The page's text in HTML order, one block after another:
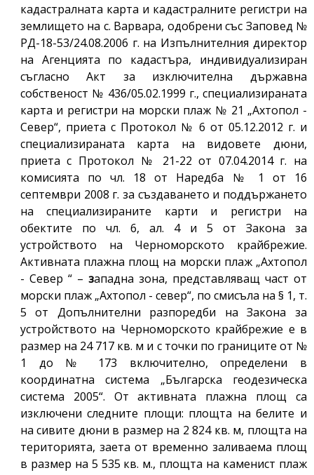
кадастралната карта и кадастралните регистри на
землището на с. Варвара, одобрени със Заповед №
РД-18-53/24.08.2006 г. на Изпълнителния директор
на Агенцията по кадастъра, индивидуализиран
съгласно Акт за изключителна държавна
собственост № 436/05.02.1999 г., специализираната
карта и регистри на морски плаж № 21 „Ахтопол -
Север“, приета с Протокол № 6 от 05.12.2012 г. и
специализираната карта на видовете дюни,
приета с Протокол № 21-22 от 07.04.2014 г. на
комисията по чл. 18 от Наредба № 1 от 16
септември 2008 г. за създаването и поддържането
на специализираните карти и регистри на
обектите по чл. 6, ал. 4 и 5 от Закона за
устройството на Черноморското крайбрежие.
Активната плажна площ на морски плаж „Ахтопол
- Север “ – западна зона, представляващ част от
морски плаж „Ахтопол - север“, по смисъла на § 1, т.
5 от Допълнителни разпоредби на Закона за
устройството на Черноморското крайбрежие е в
размер на 24 717 кв. м и с точки по границите от №
1 до № 173 включително, определени в
координатна система „Българска геодезическа
система 2005“. От активната плажна площ са
изключени следните площи: площта на белите и
на сивите дюни в размер на 2 824 кв. м, площта на
територията, заета от временно заливаема площ
в размер на 5 535 кв. м., площта на каменист плаж